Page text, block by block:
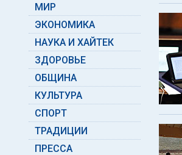
МИР
ЭКОНОМИКА
НАУКА И ХАЙТЕК
ЗДОРОВЬЕ
ОБЩИНА
КУЛЬТУРА
СПОРТ
ТРАДИЦИИ
ПРЕССА